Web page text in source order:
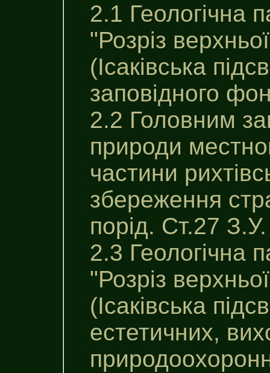
2.1 Геологічна
"Розріз
(Iсакiвська
заповiдного
2.2 Головним
природи
частини
збереження
порід. Ст.27
2.3 Геологічна
"Розріз
(Iсакiвська
естетичних,